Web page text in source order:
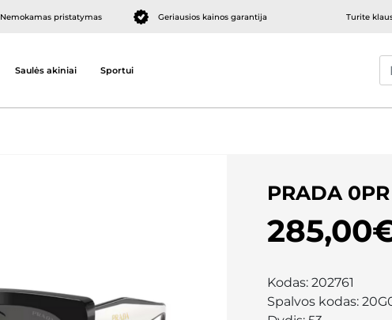
Nemokamas pristatymas Geriausios kainos garantija Turite
Saulės akiniai Sportui
PRADA
Kodas: 202761
Spalvos kodas: